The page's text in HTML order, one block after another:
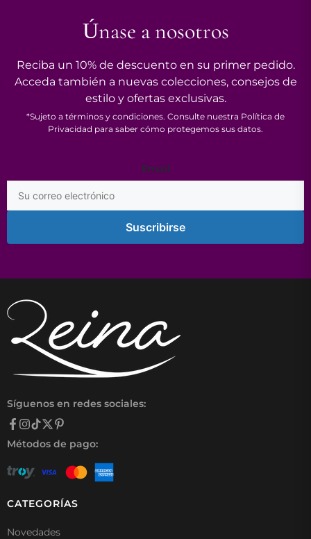
Únase a nosotros
Reciba un 10% de descuento en su primer pedido.
Acceda también a nuevas colecciones, consejos de
estilo y ofertas exclusivas.
*Sujeto a términos y condiciones. Consulte nuestra Política de
Privacidad para saber cómo protegemos sus datos.
*
Email
Suscribirse
Síguenos en redes sociales:
Métodos de pago:
CATEGORÍAS
Novedades